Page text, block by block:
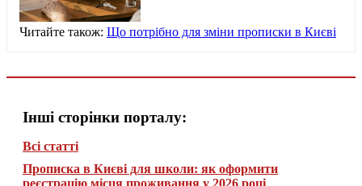
Читайте також: Що потрібно для зміни прописки в Києві
Інші сторінки порталу:
Всі статті
Прописка в Києві для школи: як оформити